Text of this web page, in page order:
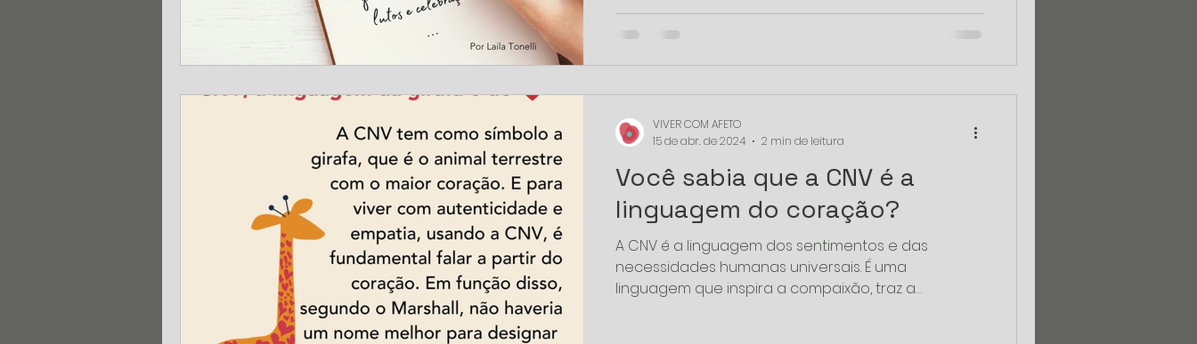
Você sabia que a CNV é a
linguagem do coração?
A CNV é a linguagem dos sentimentos e das
necessidades humanas universais. É uma
linguagem que inspira a compaixão, traz a
VIVER COM AFETO
15 de abr. de 2024
2 min de leitura